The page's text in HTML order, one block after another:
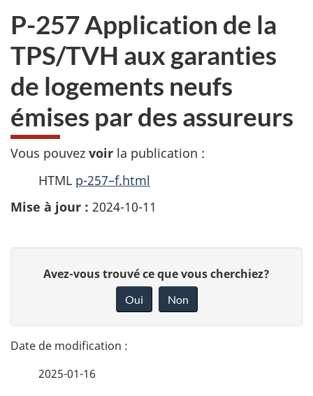
pas
participer
au
sondage
du
site
web,
P-257 Application de la
TPS/TVH aux garanties
de logements neufs
émises par des assureurs
Vous pouvez voir la publication :
HTML p-257–f.html
Mise à jour : 2024-10-11
t
a
n
Avez-vous trouvé ce que vous cherchiez?
Oui Non
2025-01-16